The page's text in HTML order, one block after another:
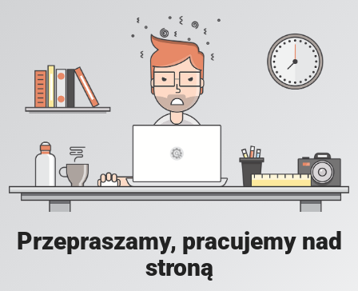
Przepraszamy, pracujemy nad
stroną